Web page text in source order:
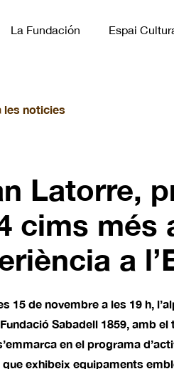
La Fundación Espai
les noticies
Latorre,
cims més
a
15 de novembre a les 19 h,
Sabadell 1859, amb
en el programa
que exhibeix equipaments